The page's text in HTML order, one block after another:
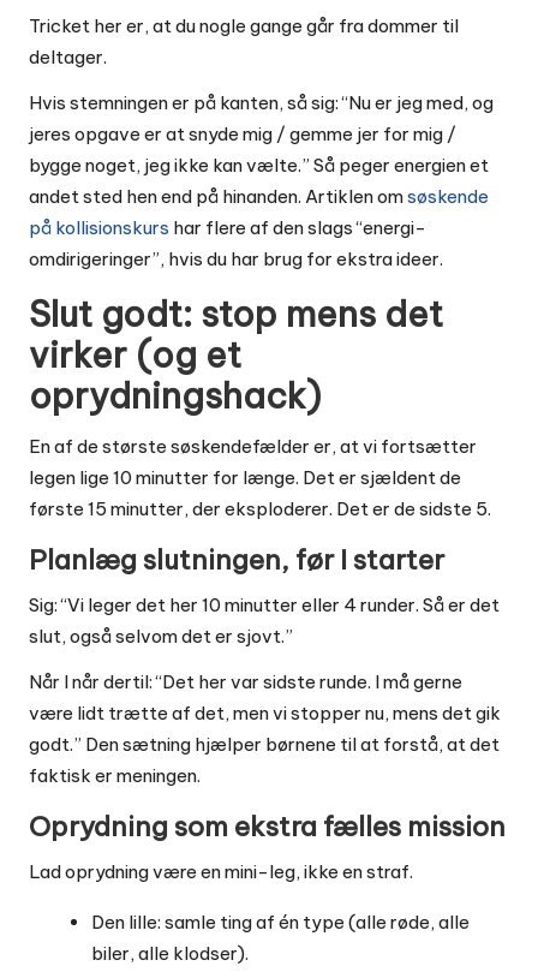
Tricket her er, at du nogle gange går fra dommer til
deltager.
Hvis stemningen er på kanten, så sig: “Nu er jeg med, og
jeres opgave er at snyde mig / gemme jer for mig /
bygge noget, jeg ikke kan vælte.” Så peger energien et
andet sted hen end på hinanden. Artiklen omsøskende
på kollisionskurs har flere af den slags “energi-
omdirigeringer”, hvis du har brug for ekstra ideer.
Slut godt: stop mens det
virker (og et
oprydningshack)
En af de største søskendefælder er, at vi fortsætter
legen lige 10 minutter for længe. Det er sjældent de
første 15 minutter, der eksploderer. Det er de sidste 5.
Planlæg slutningen, før I starter
Sig: “Vi leger det her 10 minutter eller 4 runder. Så er det
slut, også selvom det er sjovt.”
Når I når dertil: “Det her var sidste runde. I må gerne
være lidt trætte af det, men vi stopper nu, mens det gik
godt.” Den sætning hjælper børnene til at forstå, at det
faktisk er meningen.
Oprydning som ekstra fælles mission
Lad oprydning være en mini-leg, ikke en straf.
Den lille: samle ting af én type (alle røde, alle
biler, alle klodser).